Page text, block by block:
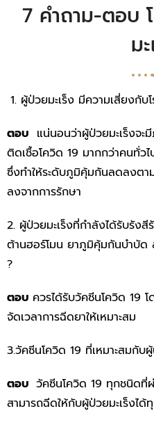
7 คำถาม-ตอบ
ม
ผู้ป่วยมะเร็ง มีความเสี่ยงกับ
ตอบ แน่นอนว่าผู้ป่วยมะเร็งจ
ติดเชื้อโควิด 19 มากกว่าคนทั่ว
ซึ่งทำให้ระดับภูมิคุ้มกันลดลงต
ลงจากการรักษา
2. ผู้ป่วยมะเร็งที่กำลังได้รับรัง
ต้านฮอร์โมน ยาภูมิคุ้มกันบำบัด
?
ตอบ ควรได้รับวัคซีนโควิด 19
จัดเวลาการฉีดยาให้เหมาะสม
3.วัคซีนโควิด 19 ที่เหมาะสมกับ
ตอบ วัคซีนโควิด 19 ทุกชนิดที่ผ่
สามารถฉีดให้กับผู้ป่วยมะเร็งได้